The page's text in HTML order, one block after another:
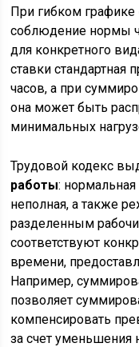
При гибком графике
соблюдение нормы
для конкретного
ставки стандартная
часов, а при
она может быть
минимальных
Трудовой кодекс
работы:
неполная, а также
разделенным
соответствуют
времени,
Например,
позволяет
компенсировать
за счет уменьшения